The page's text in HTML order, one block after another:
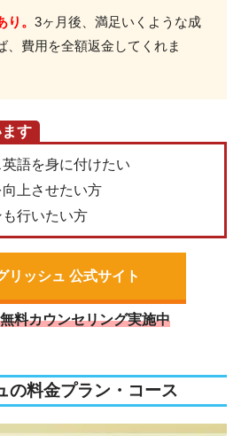
。 3ヶ月後、満足いくような成
、費用を全額返金してくれま
す
英語を身に付けたい
向上させたい方
も行いたい方
リッシュ 公式サイト
料カウンセリング実施中
の料金プラン・コース